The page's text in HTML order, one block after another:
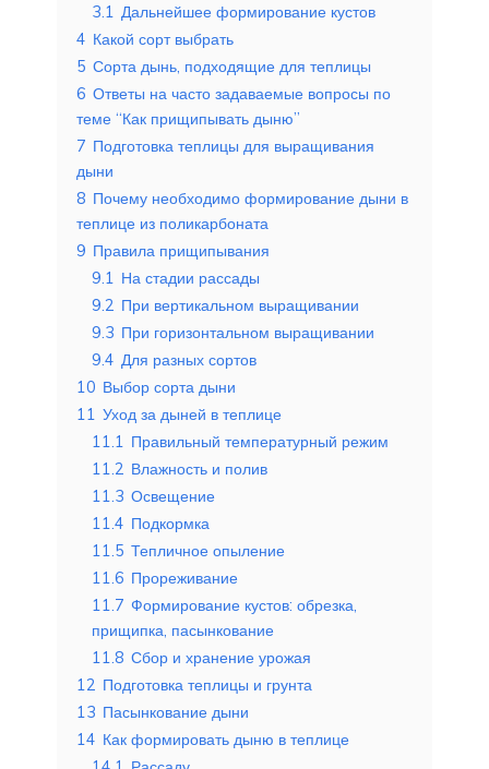
3.1 Дальнейшее формирование кустов
4 Какой сорт выбрать
5 Сорта дынь, подходящие для теплицы
6 Ответы на часто задаваемые вопросы по
теме “Как прищипывать дыню”
7 Подготовка теплицы для выращивания
дыни
8 Почему необходимо формирование дыни в
теплице из поликарбоната
9 Правила прищипывания
9.1 На стадии рассады
9.2 При вертикальном выращивании
9.3 При горизонтальном выращивании
9.4 Для разных сортов
10 Выбор сорта дыни
11 Уход за дыней в теплице
11.1 Правильный температурный режим
11.2 Влажность и полив
11.3 Освещение
11.4 Подкормка
11.5 Тепличное опыление
11.6 Прореживание
11.7 Формирование кустов: обрезка,
прищипка, пасынкование
11.8 Сбор и хранение урожая
12 Подготовка теплицы и грунта
13 Пасынкование дыни
14 Как формировать дыню в теплице